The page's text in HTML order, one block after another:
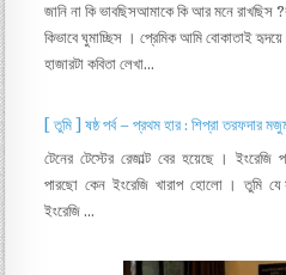
জানি না কি ভাবছিসআমাকে কি আর মনে রাখছিস
কিভাবে ঘুমাচ্ছিস । প্রেমিক আমি বোকাতাই
হাজারটা কবিতা লেখা…
[ তুমি ] ষষ্ঠ পর্ব – প্রথম হার : শিপ্রা তরফদার
টেনের টেস্টের রেজাল্ট বের হয়েছে ।
পারছো কেন ইংরেজি খারাপ হোলো । তুমি যে
ইংরেজি …